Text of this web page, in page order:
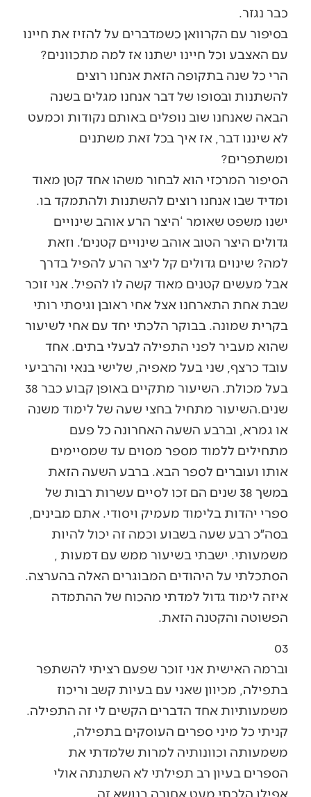
כבר נגזר.
בסיפור עם הקרוואן כשמדברים על להזיז את חיינו
עם האצבע וכל חיינו ישתנו אז למה מתכוונים?
הרי כל שנה בתקופה הזאת אנחנו רוצים
להשתנות ובסופו של דבר אנחנו מגלים בשנה
הבאה שאנחנו שוב נופלים באותם נקודות וכמעט
לא שיננו דבר, אז איך בכל זאת משתנים
ומשתפרים?
הסיפור המרכזי הוא לבחור משהו אחד קטן מאוד
ומדיד שבו אנחנו רוצים להשתנות ולהתמקד בו.
ישנו משפט שאומר ‘היצר הרע אוהב שינויים
גדולים היצר הטוב אוהב שינויים קטנים׳. וזאת
למה? שינוים גדולים קל ליצר הרע להפיל בדרך
אבל מעשים קטנים מאוד קשה לו להפיל. אני זוכר
שבת אחת התארחנו אצל אחי ראובן וגיסתי רותי
בקרית שמונה. בבוקר הלכתי יחד עם אחי לשיעור
שהוא מעביר לפני התפילה לבעלי בתים. אחד
עובד כרצף, שני בעל מאפיה, שלישי בנאי והרביעי
בעל מכולת. השיעור מתקיים באופן קבוע כבר 38
שנים.השיעור מתחיל בחצי שעה של לימוד משנה
או גמרא, וברבע השעה האחרונה כל פעם
מתחילים ללמוד מספר מסוים עד שמסיימים
אותו ועוברים לספר הבא. ברבע השעה הזאת
במשך 38 שנים הם זכו לסיים עשרות רבות של
ספרי יהדות בלימוד מעמיק ויסודי. אתם מבינים,
בסה״כ רבע שעה בשבוע וכמה זה יכול להיות
משמעותי. ישבתי בשיעור ממש עם דמעות ,
הסתכלתי על היהודים המבוגרים האלה בהערצה.
איזה לימוד גדול למדתי מהכוח של ההתמדה
הפשוטה והקטנה הזאת.
03
וברמה האישית אני זוכר שפעם רציתי להשתפר
בתפילה, מכיוון שאני עם בעיות קשב וריכוז
משמעותיות אחד הדברים הקשים לי זה התפילה.
קניתי כל מיני ספרים העוסקים בתפילה,
משמעותה וכוונותיה למרות שלמדתי את
הספרים בעיון רב תפילתי לא השתנתה אולי
אפילו הלכתי מעט אחורה בנושא זה.